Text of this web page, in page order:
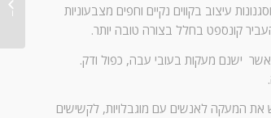
עיצוב בקווים נקיים וחפים מצבעוניות
קונספט בחלל בצורה טובה יותר.
ישנם מעקות בעובי עבה, כפול ודק.
את המעקה לאנשים עם מוגבלויות, לקשישים